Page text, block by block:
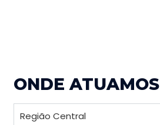
ONDE ATUAMOS
Região Central